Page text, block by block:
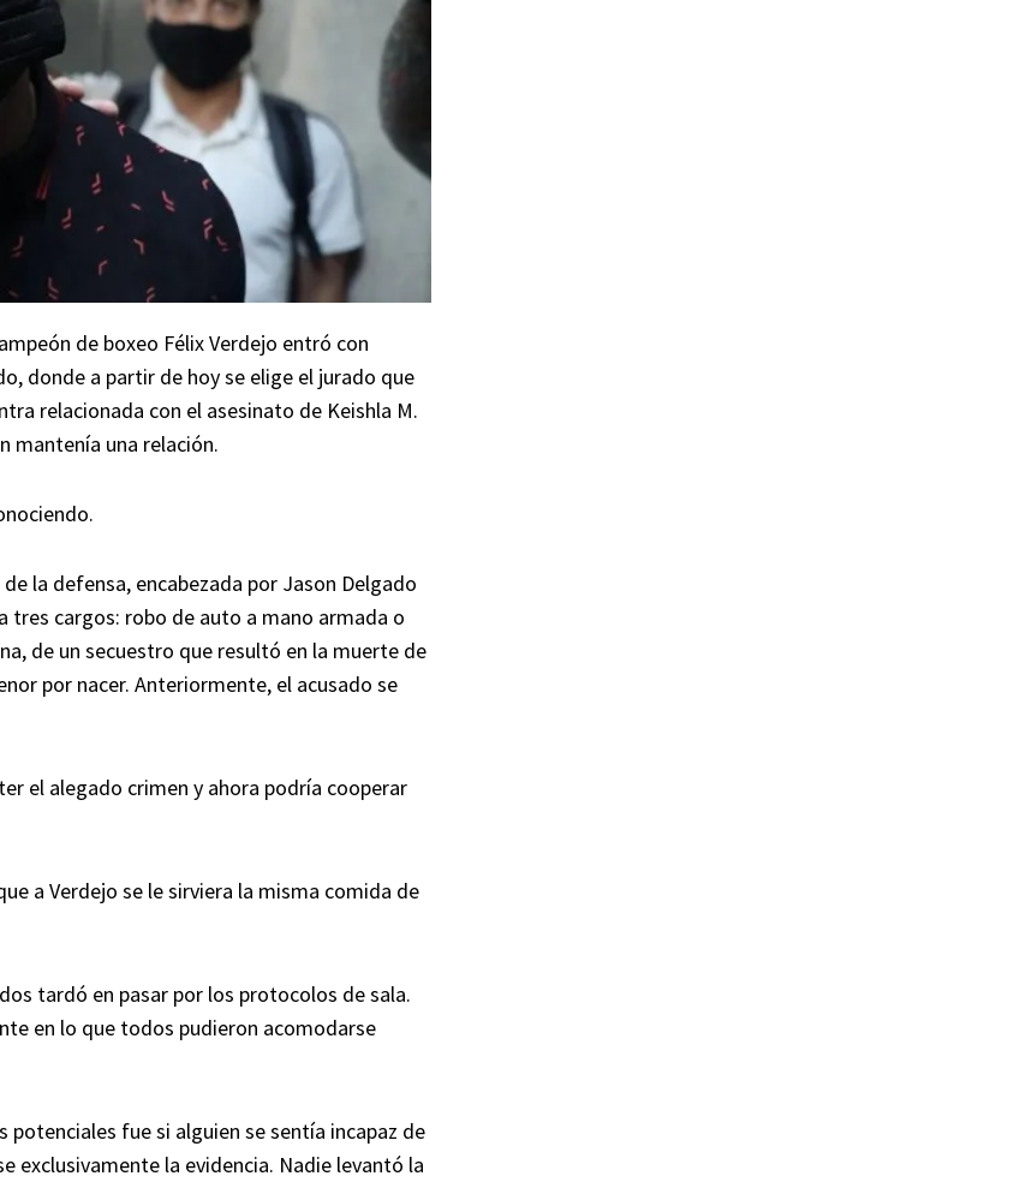
de boxeo Félix Verdejo entró con
donde a partir de hoy se elige el jurado que
relacionada con el asesinato de Keishla M.
mantenía una relación.
la defensa, encabezada por Jason Delgado
tres cargos: robo de auto a mano armada o
de un secuestro que resultó en la muerte de
por nacer. Anteriormente, el acusado se
el alegado crimen y ahora podría cooperar
a Verdejo se le sirviera la misma comida de
tardó en pasar por los protocolos de sala.
en lo que todos pudieron acomodarse
potenciales fue si alguien se sentía incapaz de
exclusivamente la evidencia. Nadie levantó la